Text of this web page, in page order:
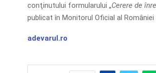
conţinutului formularului „Cerere de
publicat în Monitorul Oficial al
adevarul.ro